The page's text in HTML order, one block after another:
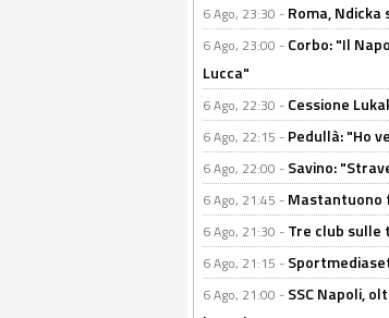
6 Ago, 23:30 - Roma,
6 Ago, 23:00 - Corbo: "Il
Lucca"
6 Ago, 22:30 - Cessione
6 Ago, 22:15 - Pedullà: "Ho
6 Ago, 22:00 - Savino:
6 Ago, 21:45 - Mastantuono
6 Ago, 21:30 - Tre club sulle
6 Ago, 21:15 -
6 Ago, 21:00 - SSC Napoli,